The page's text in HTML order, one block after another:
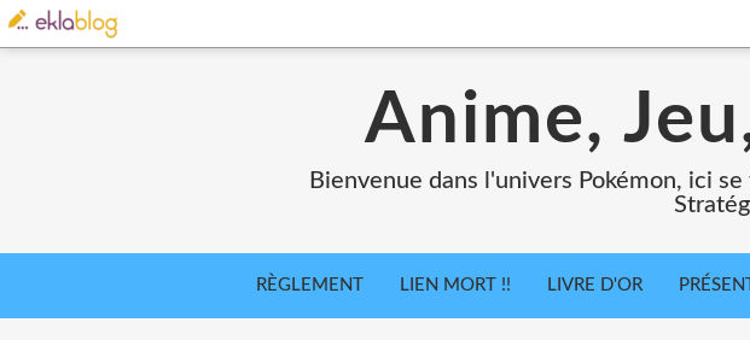
Anime,
Bienvenue dans l'univers Pokémon, ici
RÈGLEMENT LIEN MORT !! LIVRE D'OR